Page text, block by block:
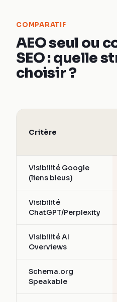
COMPARATIF
AEO seul ou
SEO : quelle
choisir ?
Critère
Visibilité Google
(liens bleus)
Visibilité
ChatGPT/Perplexity
Visibilité AI
Overviews
Schema.org
Speakable